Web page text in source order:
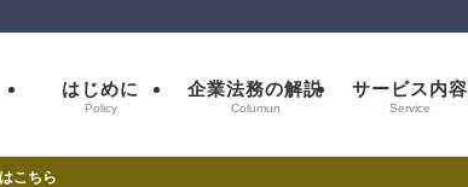
はじめに
Policy
企業法務の解説
Columun
サービス内容
Service
こちら